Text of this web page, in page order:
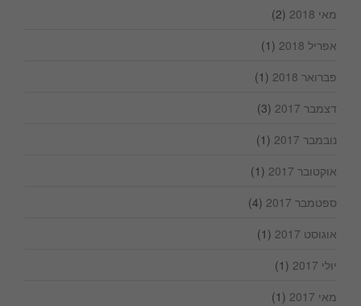
מאי 2018
(2)
אפריל 2018
(1)
פברואר 2018
(1)
דצמבר 2017
(3)
נובמבר 2017
(1)
אוקטובר 2017
(1)
ספטמבר 2017
(4)
אוגוסט 2017
(1)
יולי 2017
(1)
מאי 2017
(1)